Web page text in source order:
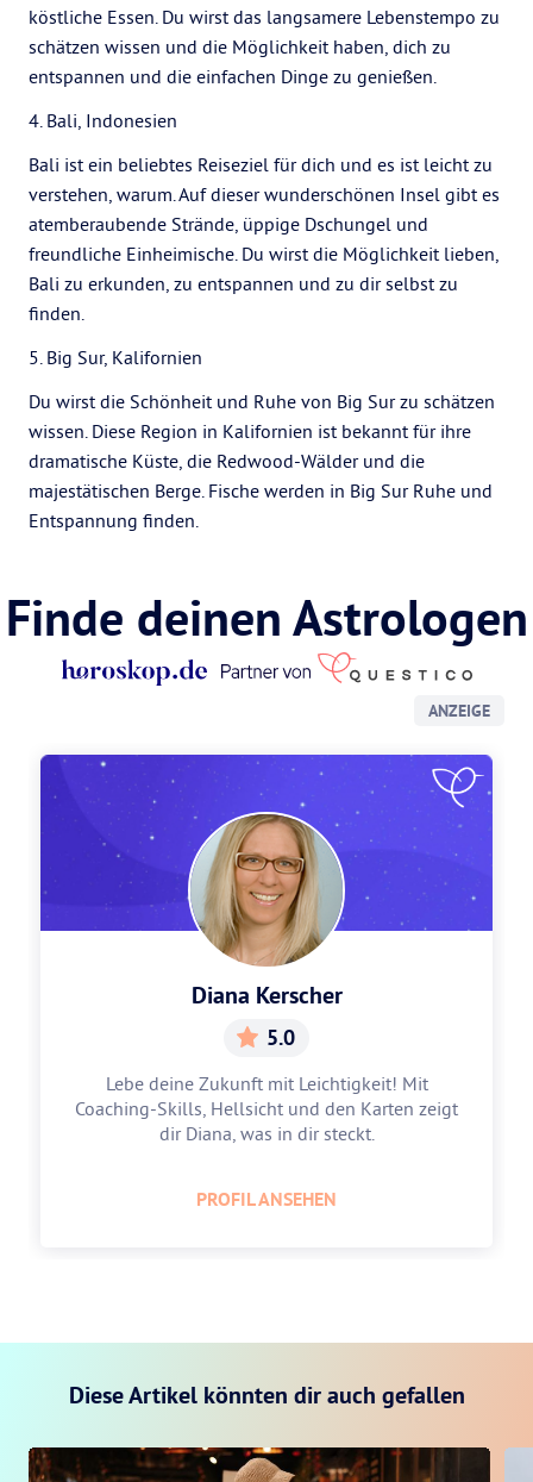
köstliche Essen. Du wirst das langsamere Lebenstempo zu
schätzen wissen und die Möglichkeit haben, dich zu
entspannen und die einfachen Dinge zu genießen.
4. Bali, Indonesien
Bali ist ein beliebtes Reiseziel für dich und es ist leicht zu
verstehen, warum. Auf dieser wunderschönen Insel gibt es
atemberaubende Strände, üppige Dschungel und
freundliche Einheimische. Du wirst die Möglichkeit lieben,
Bali zu erkunden, zu entspannen und zu dir selbst zu
finden.
5. Big Sur, Kalifornien
Du wirst die Schönheit und Ruhe von Big Sur zu schätzen
wissen. Diese Region in Kalifornien ist bekannt für ihre
dramatische Küste, die Redwood-Wälder und die
majestätischen Berge. Fische werden in Big Sur Ruhe und
Entspannung finden.
Finde deinen Astrologen
ANZEIGE
Annabelle Watzdorf
Loslassen, was du nicht mehr brauchst?
Annabelle führt dich mit den Karten und
Astrologie zu mehr Leichtigkeit.
PROFIL ANSEHEN
Diese Artikel könnten dir auch gefallen